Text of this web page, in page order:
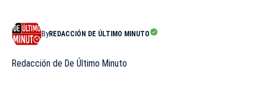
ByREDACCIÓN DE ÚLTIMO MINUTO
Redacción de De Último Minuto